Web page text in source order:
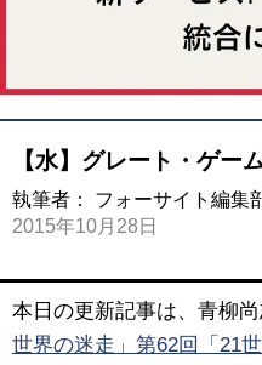
【水】グレート・ゲー
執筆者： フォーサイト編集
2015年10月28日
本日の更新記事は、青柳
世界の迷走」第62回「21